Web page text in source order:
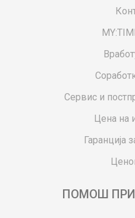
Сервис и
Цена на
Гаранција
ПОМОШ